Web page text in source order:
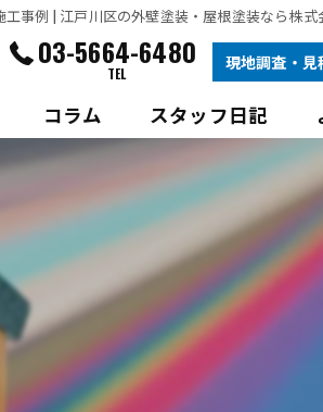
例 | 江戸川区の外壁塗装・屋根塗装なら株式会
03-5664-6480
TEL
現地調査・
コラム スタッフ日記